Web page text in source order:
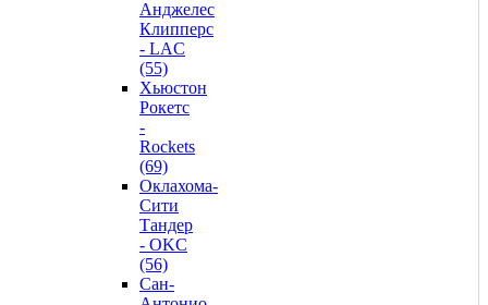
Анджелес
Клипперс
- LAC
(55)
Хьюстон
Рокетс
-
Rockets
(69)
Оклахома-
Сити
Тандер
- OKC
(56)
Сан-